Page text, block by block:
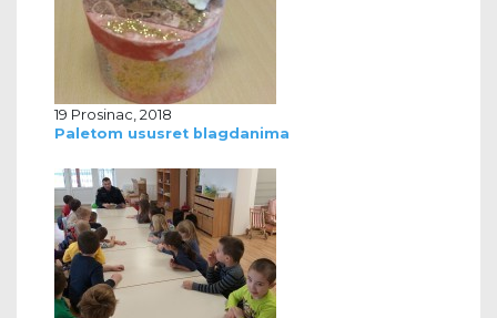
19 Prosinac, 2018
Paletom ususret blagdanima